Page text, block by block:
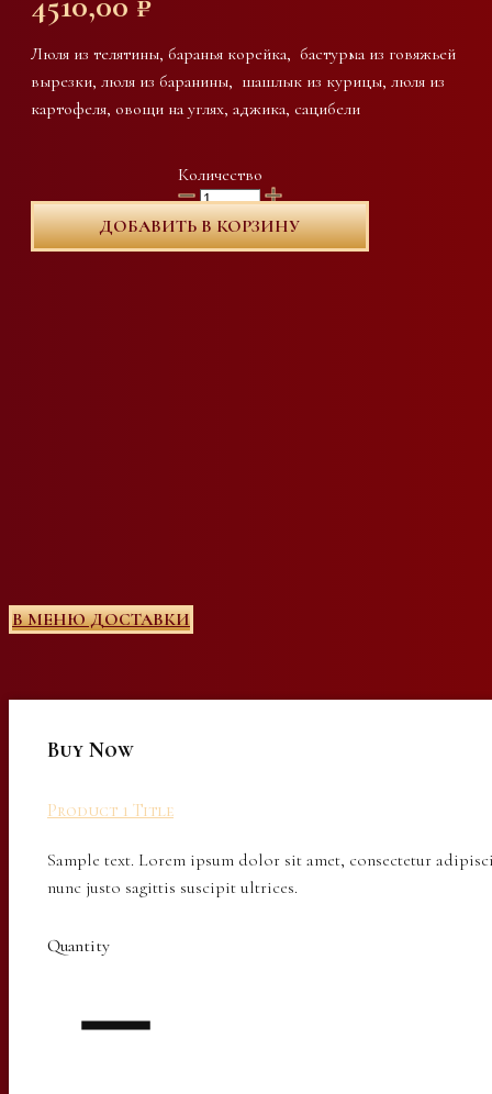
Люля из телятины, баранья корейка, бастурма из говяжьей
вырезки, люля из баранины, шашлык из курицы, люля из
картофеля, овощи на углях, аджика, сацибели
Количество
ДОБАВИТЬ В КОРЗИНУ
В МЕНЮ ДОСТАВКИ
Buy Now
Product 1 Title
Sample text. Lorem ipsum dolor sit amet, consectetur
nunc justo sagittis suscipit ultrices.
Quantity